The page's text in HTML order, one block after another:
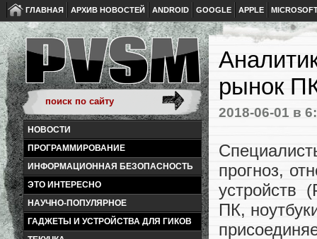
ГЛАВНАЯ АРХИВ НОВОСТЕЙ ANDROID GOOGLE APPLE
НОВОСТИ
ПРОГРАММИРОВАНИЕ
ИНФОРМАЦИОННАЯ БЕЗОПАСНОСТЬ
ЭТО ИНТЕРЕСНО
НАУЧНО-ПОПУЛЯРНОЕ
ГАДЖЕТЫ И УСТРОЙСТВА ДЛЯ ГИКОВ
рынок
2018-06-01 в
прогноз,
устройств
ПК,